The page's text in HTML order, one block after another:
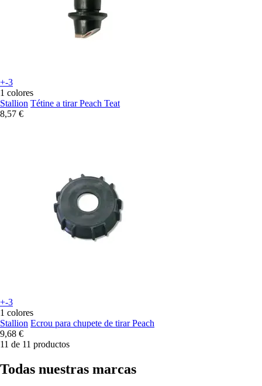
+-3
1 colores
Stallion Tétine a tirar Peach Teat
8,57 €
+-3
1 colores
Stallion Ecrou para chupete de tirar Peach
9,68 €
11 de 11 productos
Todas nuestras marcas